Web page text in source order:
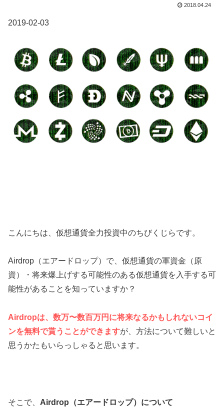
2018.04.24
2019-02-03
こんにちは、仮想通貨全力投資中のちびくじらです。
Airdrop（エアードロップ）で、仮想通貨の軍資金（原
資）・将来爆上げする可能性のある仮想通貨を入手する可
能性があることを知っていますか？
Airdropは、数万〜数百万円に将来なるかもしれないコイ
ンを無料で貰うことができますが、方法について難しいと
思うかたもいらっしゃると思います。
そこで、 Airdrop（エアードロップ）について